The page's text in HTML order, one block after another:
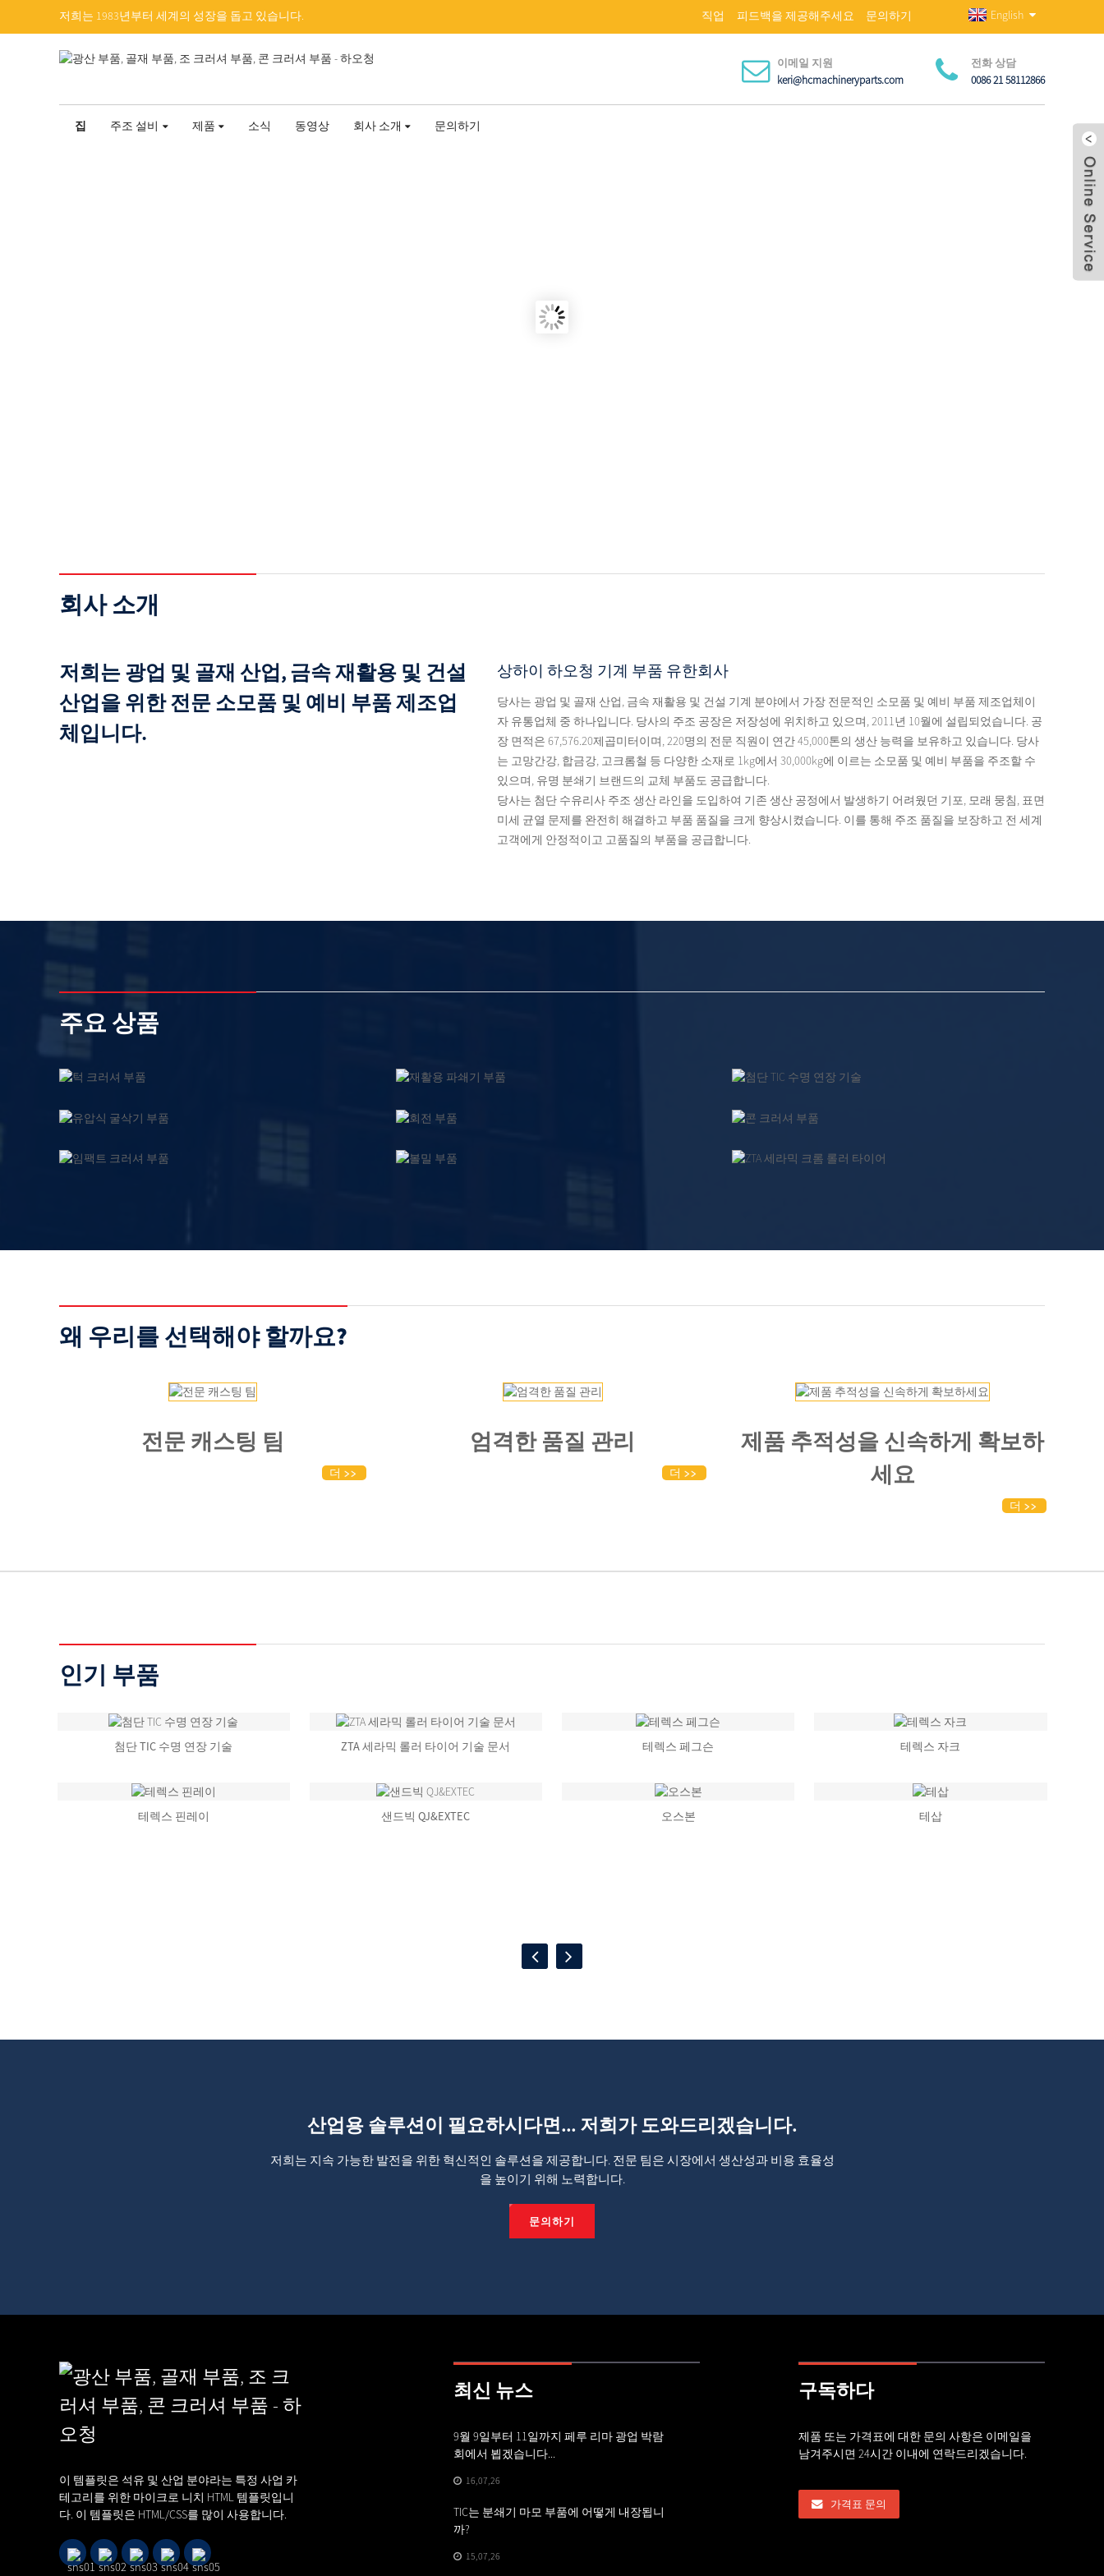
저희는 1983년부터 세계의 성장을 돕고 있습니다. 직업 피드백을 제공해주세요 문의하기 English
이메일 지원
keri@hcmachineryparts.com
전화 상담
0086 21 58112866
집 주조 설비 제품 소식 동영상 회사 소개 문의하기
회사 소개
저희는 광업 및 골재 산업, 금속 재활용 및 건설
산업을 위한 전문 소모품 및 예비 부품 제조업
체입니다.
상하이 하오청 기계 부품 유한회사
당사는 광업 및 골재 산업, 금속 재활용 및 건설 기계 분야에서 가장 전문적인 소모품 및 예비 부품 제조업체이
자 유통업체 중 하나입니다. 당사의 주조 공장은 저장성에 위치하고 있으며, 2011년 10월에 설립되었습니다. 공
장 면적은 67,576.20제곱미터이며, 220명의 전문 직원이 연간 45,000톤의 생산 능력을 보유하고 있습니다. 당사
는 고망간강, 합금강, 고크롬철 등 다양한 소재로 1kg에서 30,000kg에 이르는 소모품 및 예비 부품을 주조할 수
있으며, 유명 분쇄기 브랜드의 교체 부품도 공급합니다.
당사는 첨단 수유리사 주조 생산 라인을 도입하여 기존 생산 공정에서 발생하기 어려웠던 기포, 모래 뭉침, 표면
미세 균열 문제를 완전히 해결하고 부품 품질을 크게 향상시켰습니다. 이를 통해 주조 품질을 보장하고 전 세계
고객에게 안정적이고 고품질의 부품을 공급합니다.
주요 상품
왜 우리를 선택해야 할까요?
전문 캐스팅 팀
더
엄격한 품질 관리
더
제품 추적성을 신속하게 확보하
세요
더
인기 부품
첨단 TIC 수명 연장 기술 ZTA 세라믹 롤러 타이어 기술 문서 테렉스 페그슨 테렉스 자크
테렉스 핀레이 샌드빅 QJ&EXTEC 오스본 테삽
산업용 솔루션이 필요하시다면... 저희가 도와드리겠습니다.
저희는 지속 가능한 발전을 위한 혁신적인 솔루션을 제공합니다. 전문 팀은 시장에서 생산성과 비용 효율성
을 높이기 위해 노력합니다.
문의하기
이 템플릿은 석유 및 산업 분야라는 특정 사업 카
테고리를 위한 마이크로 니치 HTML 템플릿입니
다. 이 템플릿은 HTML/CSS를 많이 사용합니다.
최신 뉴스
9월 9일부터 11일까지 페루 리마 광업 박람
회에서 뵙겠습니다...
16,07,26
TIC는 분쇄기 마모 부품에 어떻게 내장됩니
까?
15,07,26
고급 분쇄기 마모 부품, 글로벌 형상 재구
고급형 치판 및 원추형 분쇄기
17,06,26
구독하다
제품 또는 가격표에 대한 문의 사항은 이메일을
남겨주시면 24시간 이내에 연락드리겠습니다.
가격표 문의